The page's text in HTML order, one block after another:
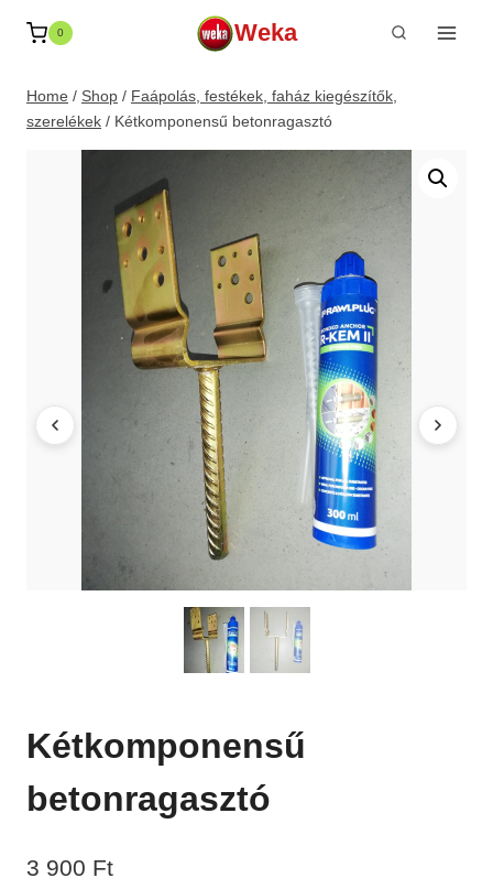
0 Weka
Home / Shop / Faápolás, festékek, faház kiegészítők,
szerelékek / Kétkomponensű betonragasztó
Kétkomponensű
betonragasztó
3 900 Ft